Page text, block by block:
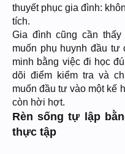
thuyết phục gia đình:
tích.
Gia đình cũng cần
muốn phụ huynh đầu tư
minh bằng việc đi học
dõi điểm kiểm tra và
muốn đầu tư vào một kế
còn hời hợt.
Rèn sống tự lập
thực tập